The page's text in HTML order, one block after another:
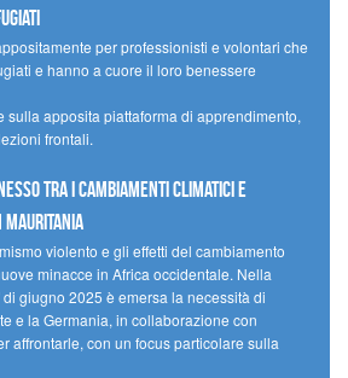
per professionisti e volontari che
e hanno a cuore il loro benessere
sulla apposita piattaforma di apprendimento,
frontali.
tra i cambiamenti climatici e
Mauritania
violento e gli effetti del cambiamento
minacce in Africa occidentale. Nella
di giugno 2025 è emersa la necessità di
e la Germania, in collaborazione con
affrontarle, con un focus particolare sulla